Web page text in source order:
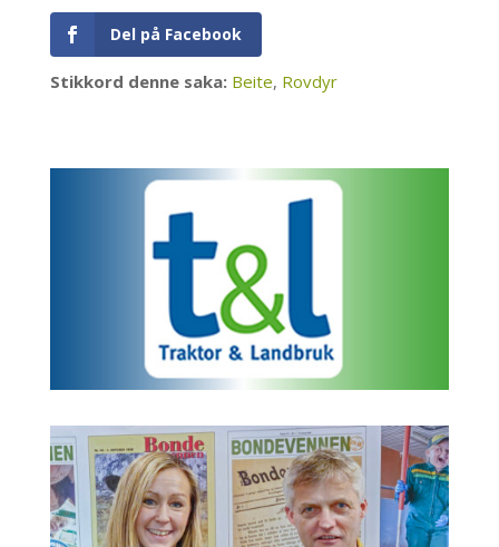
Del på Facebook
Stikkord denne saka: Beite, Rovdyr